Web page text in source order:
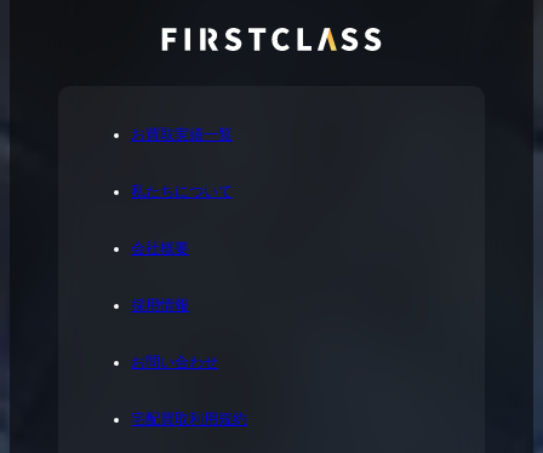
お買取実績一覧
私たちについて
会社概要
採用情報
お問い合わせ
宅配買取利用規約